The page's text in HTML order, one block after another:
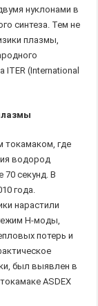
нуклонами в
синтеза. Тем не
плазмы,
(International
токамаком, где
водород
секунд. В
года.
нарастили
H-моды,
потерь и
был выявлен в
ASDEX